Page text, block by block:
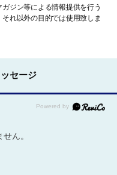
ジン等による情報提供を行う
れ以外の目的では使用致しま
セージ
ん。